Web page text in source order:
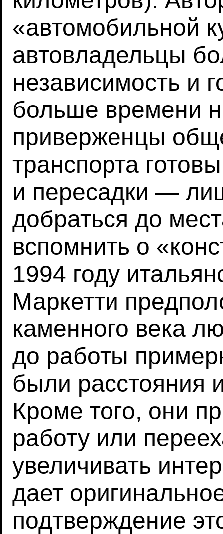
«автомобильной
автовладельцы
независимость и
больше времени
приверженцы
транспорта
и пересадки —
добраться до
вспомнить о
1994 году
Маркетти
каменного века
до работы
были расстояния
Кроме того, они
работу или
увеличивать
дает
подтверждение